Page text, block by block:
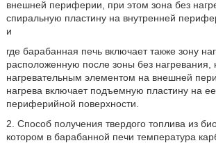
внешней периферии, при этом зона без
спиральную пластину на внутренней
и
где барабанная печь включает также зону
расположенную после зоны без нагревания,
нагревательным элементом на внешней
нагрева включает подъемную пластину на
периферийной поверхности.
2. Способ получения твердого топлива из
котором в барабанной печи температура